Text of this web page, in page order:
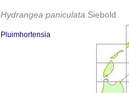
Hydrangea paniculata Siebold
Pluimhortensia